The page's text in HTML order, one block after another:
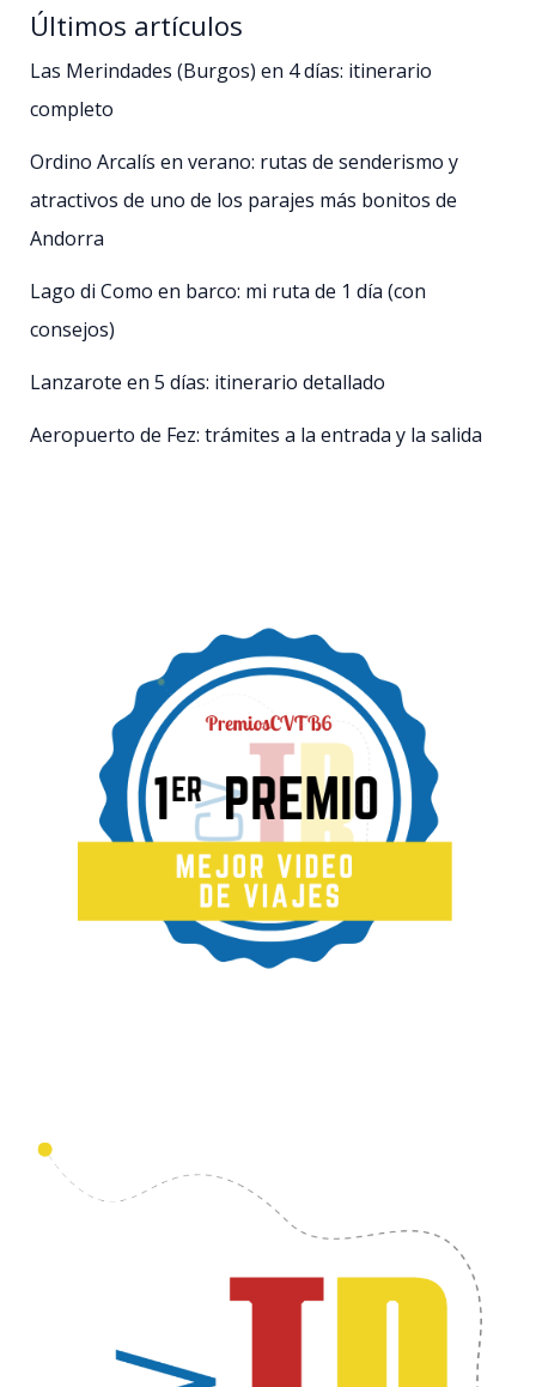
Últimos artículos
Las Merindades (Burgos) en 4 días: itinerario
completo
Ordino Arcalís en verano: rutas de senderismo y
atractivos de uno de los parajes más bonitos de
Andorra
Lago di Como en barco: mi ruta de 1 día (con
consejos)
Lanzarote en 5 días: itinerario detallado
Aeropuerto de Fez: trámites a la entrada y la salida